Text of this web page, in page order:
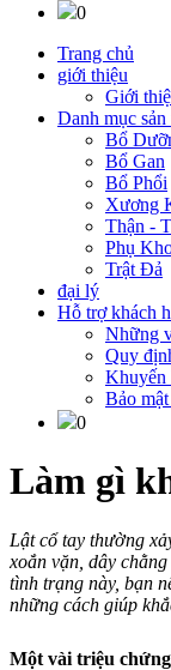
0
Trang chủ
giới thiệu
Giới
Danh mục sản
Bổ
Bổ Gan
Bổ Phổi
Xương
Thận -
Phụ
Trật Đả
đại lý
Hỗ trợ khách
Những
Quy
Khuyến
Bảo
0
Làm gì
Lật cổ tay thường
xoắn vặn, dây
tình trạng này, bạn
những cách giúp
Một vài triệu